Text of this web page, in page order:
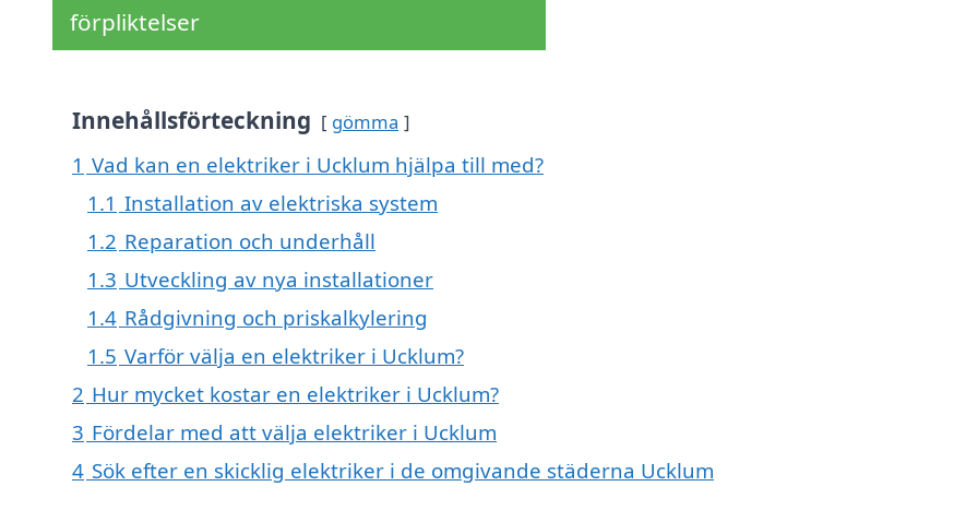
förpliktelser
Innehållsförteckning gömma
1 Vad kan en elektriker i Ucklum hjälpa till med?
1.1 Installation av elektriska system
1.2 Reparation och underhåll
1.3 Utveckling av nya installationer
1.4 Rådgivning och priskalkylering
1.5 Varför välja en elektriker i Ucklum?
2 Hur mycket kostar en elektriker i Ucklum?
3 Fördelar med att välja elektriker i Ucklum
4 Sök efter en skicklig elektriker i de omgivande städerna Ucklum